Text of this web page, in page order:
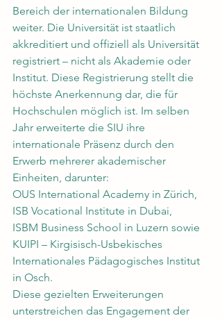
Bereich der internationalen Bildung
weiter. Die Universität ist staatlich
akkreditiert und offiziell als Universität
registriert – nicht als Akademie oder
Institut. Diese Registrierung stellt die
höchste Anerkennung dar, die für
Hochschulen möglich ist. Im selben
Jahr erweiterte die SIU ihre
internationale Präsenz durch den
Erwerb mehrerer akademischer
Einheiten, darunter:
OUS International Academy in Zürich,
ISB Vocational Institute in Dubai,
ISBM Business School in Luzern sowie
KUIPI – Kirgisisch-Usbekisches
Internationales Pädagogisches Institut
in Osch.
Diese gezielten Erweiterungen
unterstreichen das Engagement der